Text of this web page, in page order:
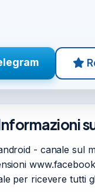
- canale sul
per ricevere tutti